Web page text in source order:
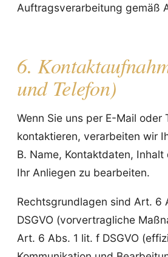
Auftragsverarbeitung gemäß
6.
und Telefon)
Wenn Sie uns per E-Mail oder
kontaktieren, verarbeiten wir
B. Name, Kontaktdaten,
Ihr Anliegen zu bearbeiten.
Rechtsgrundlagen sind Art. 6
DSGVO (vorvertragliche
Art. 6 Abs. 1 lit. f DSGVO